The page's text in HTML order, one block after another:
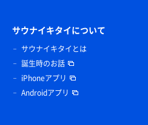
サウナイキタイについて
サウナイキタイとは
誕生時のお話
iPhoneアプリ
Androidアプリ